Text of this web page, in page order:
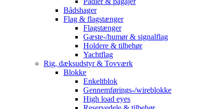
Bådshager
Flag & flagstænger
Flagstænger
Gæste-/humør & signalflag
Holdere & tilbehør
Yachtflag
Rig, dæksudstyr & Tovværk
Blokke
Enkeltblok
Gennemførings-/wireblokke
High load eyes